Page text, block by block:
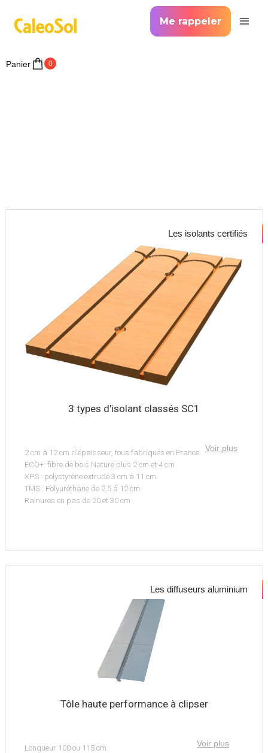
Me rappeler
Panier 0
Les isolants certifiés
3 types d'isolant classés SC1
2 cm à 12 cm d'épaisseur, tous fabriqués en France
ECO+: fibre de bois Nature plus 2 cm et 4 cm
XPS : polystyrène extrudé 3 cm à 11 cm
TMS : Polyuréthane de 2,5 à 12 cm
Rainures en pas de 20 et 30 cm
Voir plus
Les diffuseurs aluminium
Tôle haute performance à clipser
Longueur 100 ou 115 cm
Voir plus